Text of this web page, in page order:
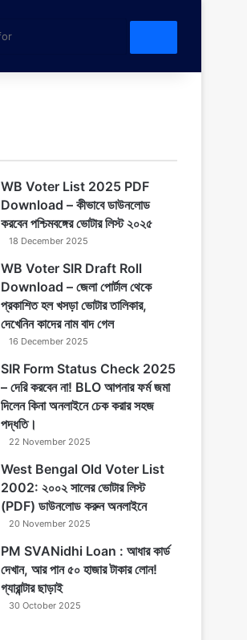
Search
for
WB Voter List 2025 PDF
Download – কীভাবে ডাউনলোড
করবেন পশ্চিমবঙ্গের ভোটার লিস্ট ২০২৫
18 December 2025
WB Voter SIR Draft Roll
Download – জেলা পোর্টাল থেকে
প্রকাশিত হল খসড়া ভোটার তালিকার,
দেখেনিন কাদের নাম বাদ গেল
16 December 2025
SIR Form Status Check 2025
– দেরি করবেন না! BLO আপনার ফর্ম জমা
দিলেন কিনা অনলাইনে চেক করার সহজ
পদ্ধতি।
22 November 2025
West Bengal Old Voter List
2002: ২০০২ সালের ভোটার লিস্ট
(PDF) ডাউনলোড করুন অনলাইনে
20 November 2025
PM SVANidhi Loan : আধার কার্ড
দেখান, আর পান ৫০ হাজার টাকার লোন!
গ্যারান্টার ছাড়াই
30 October 2025